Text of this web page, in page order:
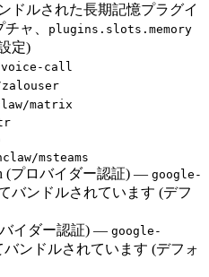
ドルされた長期記憶プラグイ
ャ、
plugins.slots.memory
定)
voice-call
zalouser
matrix
msteams
(プロバイダー認証) — google-
バンドルされています (デフ
イダー認証) — google-
バンドルされています (デフォ